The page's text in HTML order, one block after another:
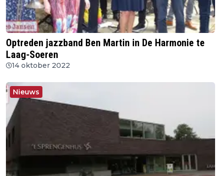
Optreden jazzband Ben Martin in De Harmonie te
Laag-Soeren
14 oktober 2022
Nieuws